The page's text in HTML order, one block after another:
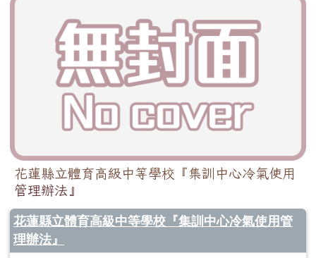
花蓮縣立體育高級中等學校『集訓中心冷氣使用
管理辦法』
花蓮縣立體育高級中等學校『集訓中心冷氣使用管
理辦法』